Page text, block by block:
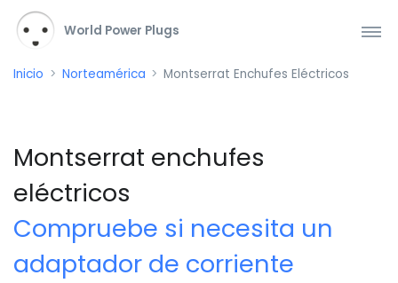
World Power Plugs
Inicio Norteamérica Montserrat Enchufes Eléctricos
Montserrat enchufes
eléctricos
Compruebe si necesita un
adaptador de corriente